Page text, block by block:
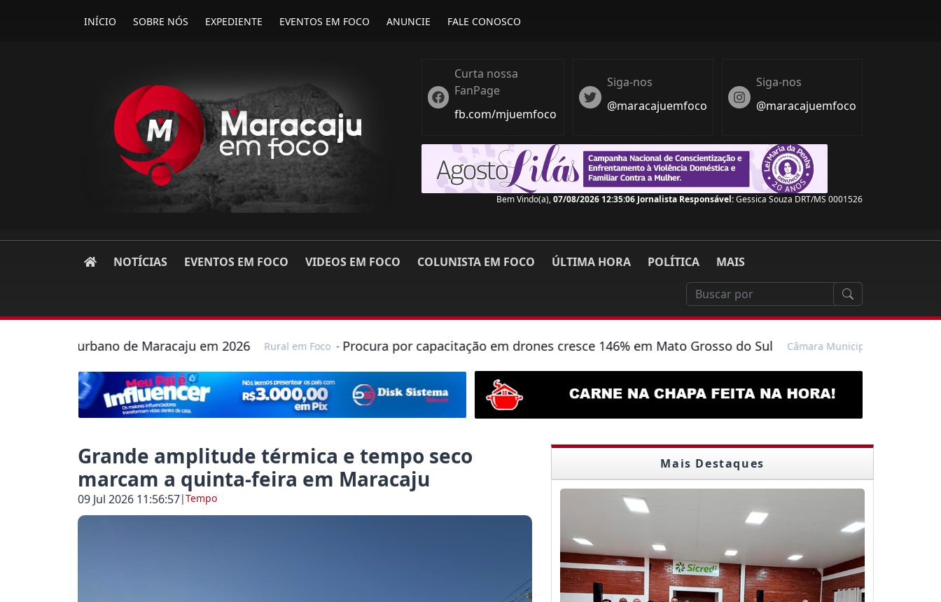
INÍCIO SOBRE NÓS EXPEDIENTE EVENTOS EM FOCO ANUNCIE FALE CONOSCO
Twitter
Curta nossa
FanPage
fb.com/mjuemfoco
Twiter
Siga-nos
@maracajuemfoco
Instagram
Siga-nos
@maracajuemfoco
Bem Vindo(a),07/08/2026 12:35:08 Jornalista Responsável:Gessica Souza DRT/MS 0001526
NOTÍCIAS EVENTOS EM FOCO VIDEOS EM FOCO COLUNISTA EM FOCO ÚLTIMA HORA POLÍTICA MAIS
urbano de Maracaju em 2026 Rural em Foco - Procura por capacitação em drones cresce 146% em Mato Grosso do Sul Câmara Municipal - Robert Ziemann
Grande amplitude térmica e tempo seco
marcam a quinta-feira em Maracaju
09 Jul 2026 11:56:57|Tempo
Mais Destaques